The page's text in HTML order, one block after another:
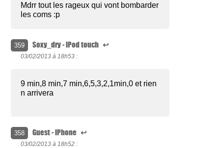
Mdrr tout les rageux qui vont bombarder
les coms :p
359 Soxy_dry - iPod touch ↩
03/02/2013 à 18h53 :
9 min,8 min,7 min,6,5,3,2,1min,0 et rien
n arrivera
358 Guest - iPhone ↩
03/02/2013 à 18h52 :